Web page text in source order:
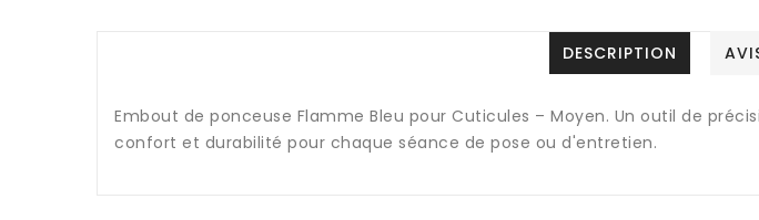
DESCRIPTION
Embout de ponceuse Flamme Bleu pour Cuticules – Moyen. Un outil de
confort et durabilité pour chaque séance de pose ou d'entretien.